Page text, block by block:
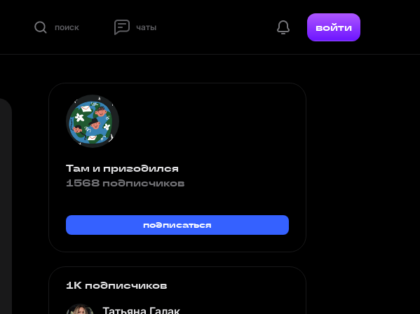
поиск чаты войти
Там и пригодился
1568 подписчиков
подписаться
1K подписчиков
Татьяна Галак